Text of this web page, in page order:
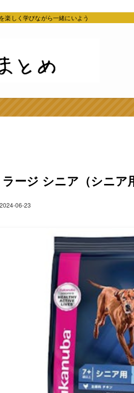
楽しく学びながら一緒にいよう
ージ シニア（シニア
2024-06-23